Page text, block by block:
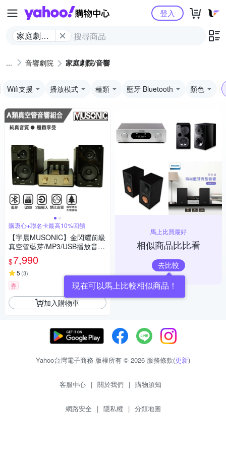
Yahoo購物中心
家庭劇院/
登入
音響劇院 家庭劇院/音響
Wifi支援 播放模式 種類 藍牙 Bluetooth 顏色
購衷心+聯名卡最高10%回饋
【宇晨MUSONIC】金閃耀前級
真空管藍芽/MP3/USB播放音響
組
$7,990
5 (3)
券
加入購物車
馬上比買最好
相似商品比比看
去比較
現在可以馬上比較相似商品！
Yahoo台灣電子商務 版權所有 © 2026 服務條款(更新)
客服中心 | 關於我們 | 購物須知
網路安全 | 隱私權 | 分類地圖